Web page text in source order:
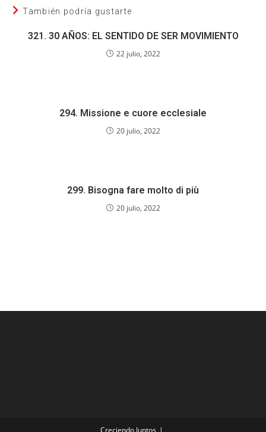
También podría gustarte
321. 30 AÑOS: EL SENTIDO DE SER MOVIMIENTO
22 julio, 2022
294. Missione e cuore ecclesiale
20 julio, 2022
299. Bisogna fare molto di più
20 julio, 2022
Creciendo Juntos